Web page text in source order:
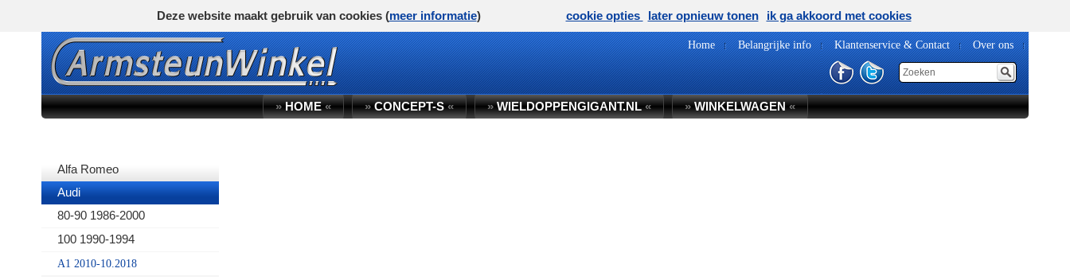
Home Belangrijke info Klantenservice & Contact Over ons
»HOME« »CONCEPT-S« »WIELDOPPENGIGANT.NL« »WINKELWAGEN«
Alfa Romeo
Audi
80-90 1986-2000
100 1990-1994
A1 2010-10.2018
Deze website maakt gebruik van cookies (meer informatie) cookie opties later opnieuw tonen ik ga akkoord met cookies